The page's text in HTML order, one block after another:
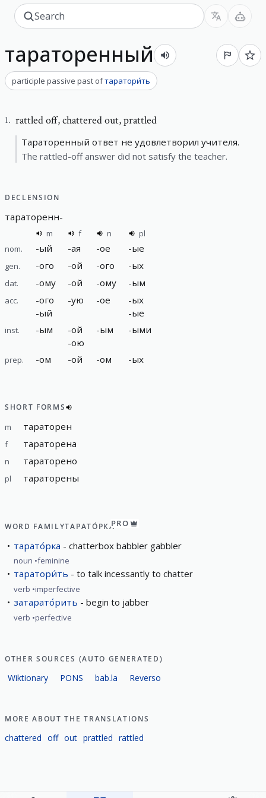
тараторенный
participle passive past ofтаратори́ть
1. rattled off,chattered out, prattled
Тараторенный ответ не удовлетворил учителя.
The rattled-off answer did not satisfy the teacher.
DECLENSION
тараторенн-
m f n
pl
nom.
-ый -ая -ое -ые
gen. -ого -ой -ого -ых
dat. -ому -ой -ому -ым
acc. -ого
-ый
-ую -ое -ых
-ые
inst. -ым -ой
-ою
-ым -ыми
prep. -ом -ой -ом -ых
SHORT FORMS
m тараторен
f тараторена
n тараторено
pl тараторены
WORD FAMILYТАРАТО́РКАPRO
тарато́рка chatterbox babbler gabbler
noun feminine
таратори́ть to talk incessantly to chatter
verb imperfective
затарато́рить begin to jabber
verb perfective
OTHER SOURCES (AUTO GENERATED)
Wiktionary PONS bab.la Reverso
MORE ABOUT THE TRANSLATIONS
chattered off out prattled rattled